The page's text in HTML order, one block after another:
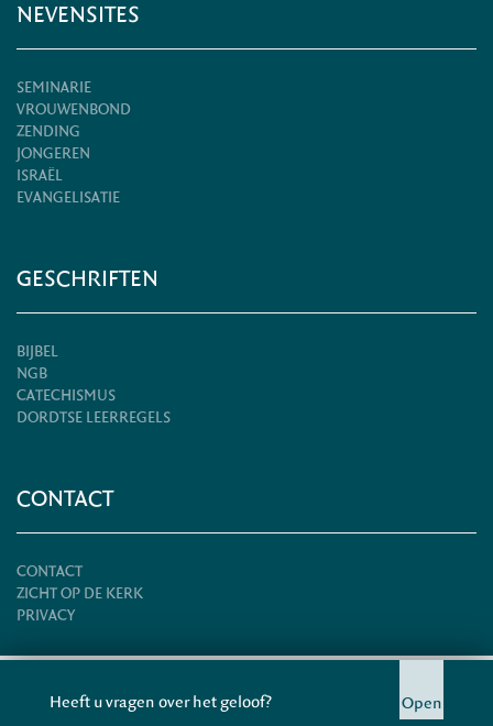
NEVENSITES
SEMINARIE
VROUWENBOND
ZENDING
JONGEREN
ISRAËL
EVANGELISATIE
GESCHRIFTEN
BIJBEL
NGB
CATECHISMUS
DORDTSE LEERREGELS
CONTACT
CONTACT
ZICHT OP DE KERK
PRIVACY
© HERSTELD HERVORMDE KERK 2026
Heeft u vragen over het geloof? Open